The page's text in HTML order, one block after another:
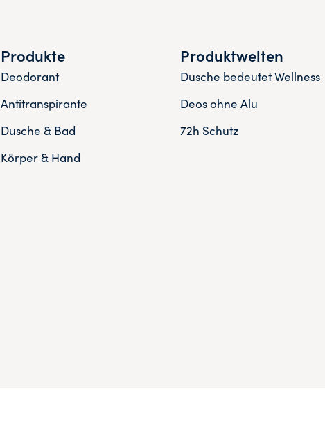
Produkte
Deodorant
Antitranspirante
Dusche & Bad
Körper & Hand
Produktwelten
Dusche bedeutet Wellness
Deos ohne Alu
72h Schutz